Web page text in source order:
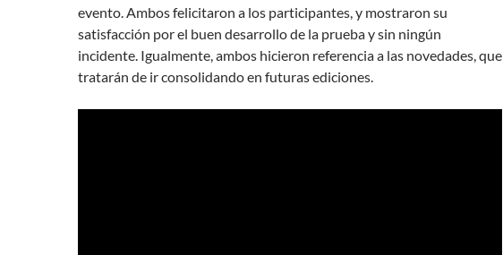
evento. Ambos felicitaron a los participantes, y mostraron su
satisfacción por el buen desarrollo de la prueba y sin ningún
incidente. Igualmente, ambos hicieron referencia a las novedades, que
tratarán de ir consolidando en futuras ediciones.